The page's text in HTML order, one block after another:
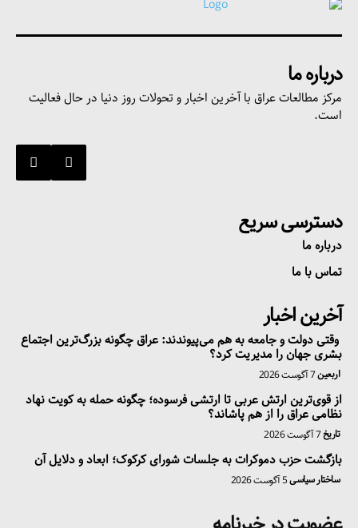
درباره ما
مرکز مطالعات عراق با آخرین اخبار و تحولات روز دنیا در حال فعالیت
است.
دسترسی سریع
درباره ما
تماس با ما
آخرین اخبار
وقتی دولت و جامعه به هم می‌پیوندند: عراق چگونه بزرگ‌ترین اجتماع
بشری جهان را مدیریت کرد؟
اربعین7 آگوست 2026
از قوی‌ترین ارتش عربی تا ارتشی فرسوده؛ چگونه حمله به کویت نهاد
نظامی عراق را از هم پاشاند؟
تاریخ7 آگوست 2026
بازگشت حزب دموکرات به جلسات شورای کرکوک؛ ابعاد و دلایل آن
ساختار سیاسی5 آگوست 2026